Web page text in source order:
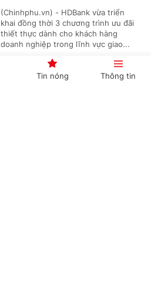
(Chinhphu.vn) - HDBank vừa triển
khai đồng thời 3 chương trình ưu đãi
thiết thực dành cho khách hàng
doanh nghiệp trong lĩnh vực giao...
Tin nóng Thông tin